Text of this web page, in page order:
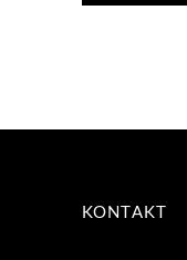
KONTAKT